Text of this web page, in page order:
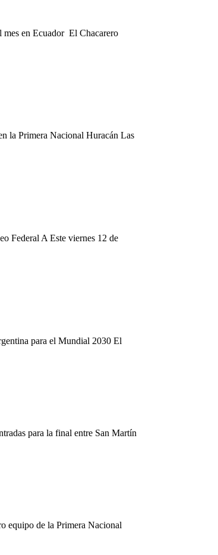
en Ecuador El Chacarero
la Primera Nacional Huracán Las
Federal A Este viernes 12 de
para el Mundial 2030 El
para la final entre San Martín
equipo de la Primera Nacional